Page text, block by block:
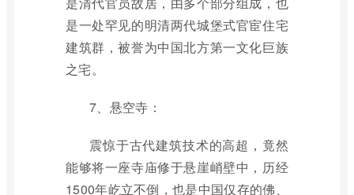
是一处罕见的明清两代城堡式官宦住宅
建筑群，被誉为中国北方第一文化巨族
之宅。
7、悬空寺：
震惊于古代建筑技术的高超，竟然
能够将一座寺庙修于悬崖峭壁中，历经
1500年屹立不倒，也是中国仅存的佛、